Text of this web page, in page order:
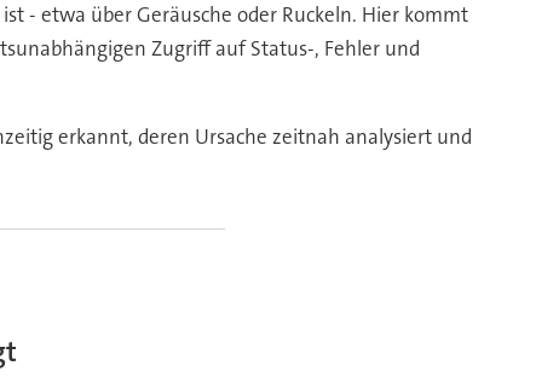
- etwa über Geräusche oder Ruckeln. Hier kommt
Zugriff auf Status-, Fehler und
erkannt, deren Ursache zeitnah analysiert und